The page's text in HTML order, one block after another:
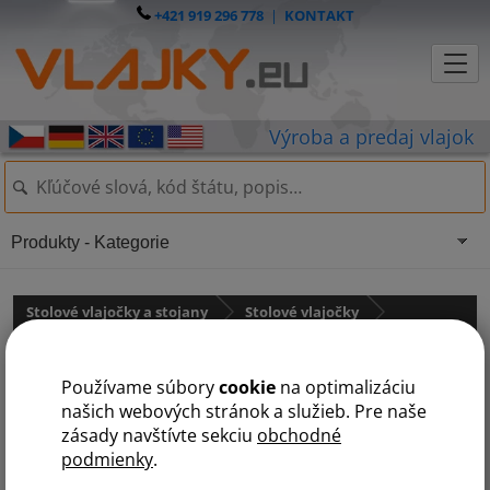
Používame súborycookie na optimalizáciu
našich webových stránok a služieb. Pre naše
zásady navštívte sekciu obchodné
podmienky.
+421 919 296 778| KONTAKT
Stolové vlajočky a stojany
Stolové vlajočky
A B D G H J K N P S
Produkty - Kategorie